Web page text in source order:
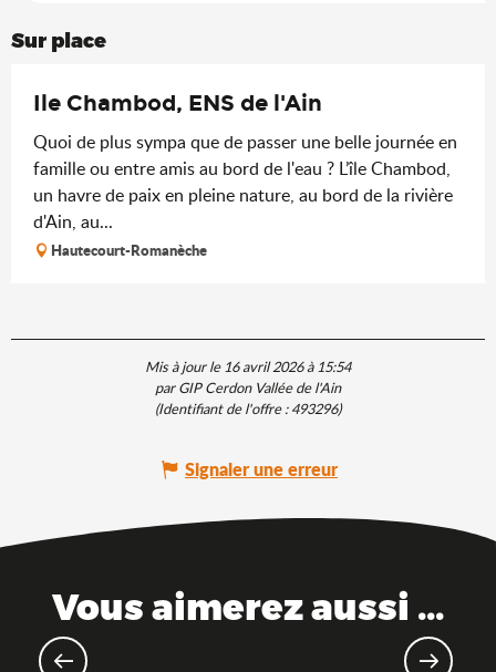
Sur place
Ile Chambod, ENS de l'Ain
Quoi de plus sympa que de passer une belle journée en
famille ou entre amis au bord de l'eau ? L’île Chambod,
un havre de paix en pleine nature, au bord de la rivière
d'Ain, au...
Hautecourt-Romanèche
Mis à jour le 16 avril 2026 à 15:54
par GIP Cerdon Vallée de l'Ain
(Identifiant de l'offre :493296)
Signaler une erreur
Vous aimerez aussi ...
Montagne 4 saisons, les activités